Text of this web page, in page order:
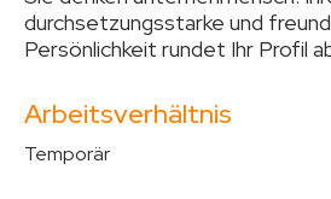
durchsetzungsstarke und
Persönlichkeit rundet Ihr Profil
Arbeitsverhältnis
Temporär